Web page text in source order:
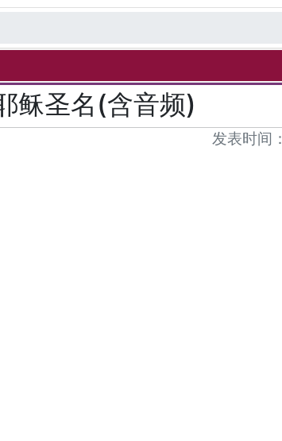
稣圣名(含音频)
发表时间：